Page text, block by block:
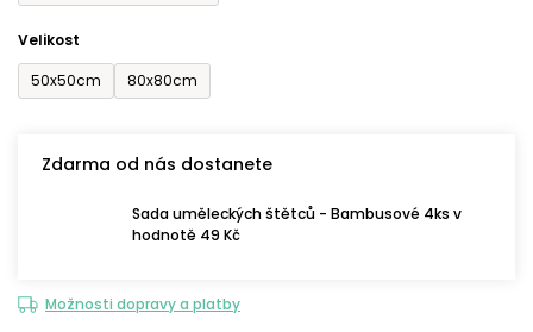
Velikost
50x50cm
80x80cm
Zdarma od nás dostanete
Sada uměleckých štětců - Bambusové 4ks v
hodnotě 49 Kč
Možnosti dopravy a platby